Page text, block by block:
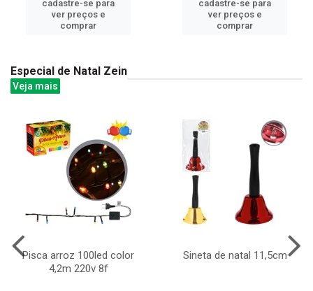
cadastre-se para
ver preços e
comprar
cadastre-se para
ver preços e
comprar
Especial de Natal Zein
Veja mais
Pisca arroz 100led color
4,2m 220v 8f
Sineta de natal 11,5cm